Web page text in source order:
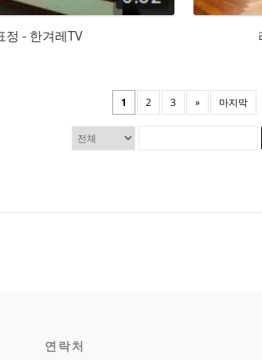
정 - 한겨레TV
1 2 3 » 마지막
연락처